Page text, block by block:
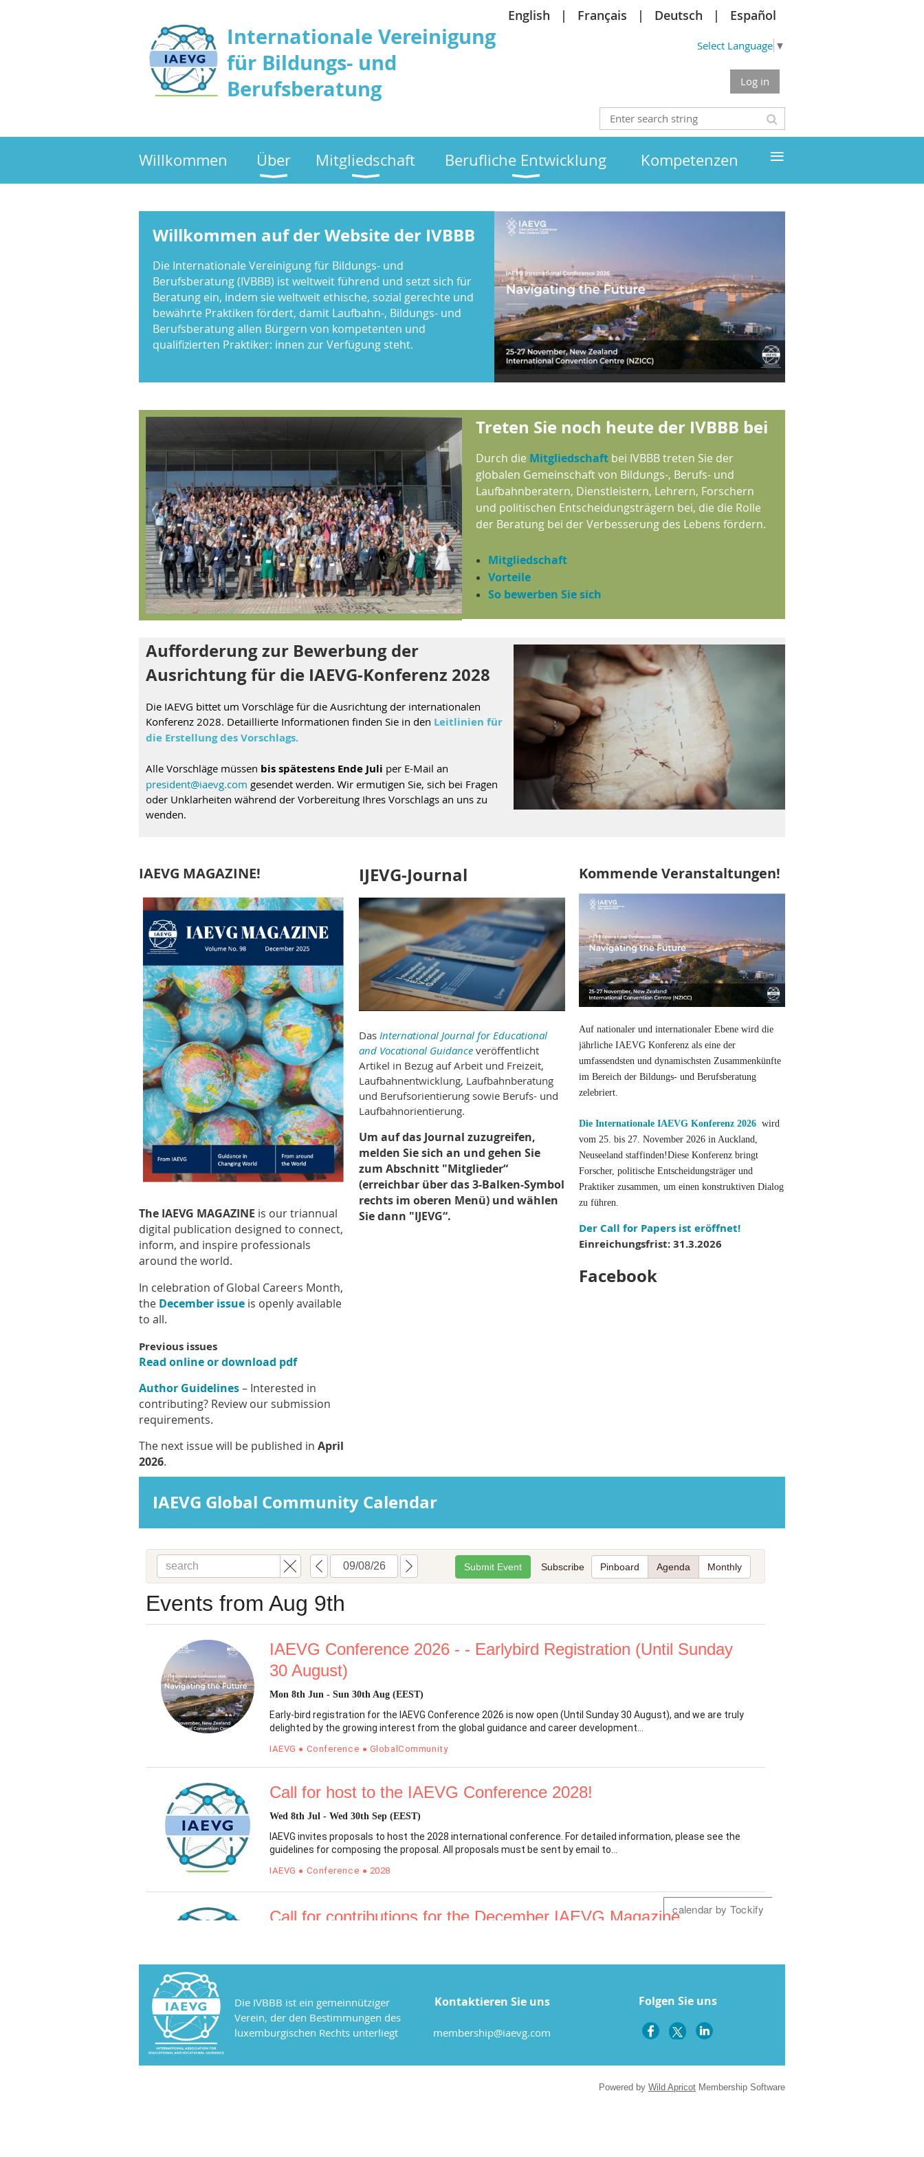
Internationale Vereinigung
für Bildungs- und
Berufsberatung
English Français Deutsch Español
Select Language ▼
Log in
Willkommen Über Mitgliedschaft Berufliche Entwicklung Kompetenzen ≡
Willkommen auf der Website der IVBBB
Die Internationale Vereinigung für Bildungs- und
Berufsberatung (IVBBB) ist weltweit führend und setzt sich für
Beratung ein, indem sie weltweit ethische, sozial gerechte und
bewährte Praktiken fördert, damit Laufbahn-, Bildungs- und
Berufsberatung allen Bürgern von kompetenten und
qualifizierten Praktiker: innen zur Verfügung steht.
Treten Sie noch heute der IVBBB bei
Durch die Mitgliedschaft bei IVBBB treten Sie der
globalen Gemeinschaft von Bildungs-, Berufs- und
Laufbahnberatern, Dienstleistern, Lehrern, Forschern
und politischen Entscheidungsträgern bei, die die Rolle
der Beratung bei der Verbesserung des Lebens fördern.
Mitgliedschaft
Vorteile
So bewerben Sie sich
Aufforderung zur Bewerbung der
Ausrichtung für die IAEVG-Konferenz 2028
Die IAEVG bittet um Vorschläge für die Ausrichtung der internationalen
Konferenz 2028. Detaillierte Informationen finden Sie in den Leitlinien für
die Erstellung des Vorschlags.
Alle Vorschläge müssen bis spätestens Ende Juli per E-Mail an
president@iaevg.com gesendet werden. Wir ermutigen Sie, sich bei Fragen
oder Unklarheiten während der Vorbereitung Ihres Vorschlags an uns zu
wenden.
IAEVG MAGAZINE!
The IAEVG MAGAZINE is our triannual
digital publication designed to connect,
inform, and inspire professionals
around the world.
In celebration of Global Careers Month,
the December issue is openly available
to all.
Previous issues
Read online or download pdf
Author Guidelines– Interested in
contributing? Review our submission
requirements.
The next issue will be published in April
2026.
IJEVG-Journal
Das International Journal for Educational
and Vocational Guidance veröffentlicht
Artikel in Bezug auf Arbeit und Freizeit,
Laufbahnentwicklung, Laufbahnberatung
und Berufsorientierung sowie Berufs- und
Laufbahnorientierung.
Um auf das Journal zuzugreifen,
melden Sie sich an und gehen Sie
zum Abschnitt "Mitglieder“
(erreichbar über das 3-Balken-Symbol
rechts im oberen Menü) und wählen
Sie dann "IJEVG“.
Kommende Veranstaltungen!
Auf nationaler und internationaler Ebene wird die
jährliche IAEVG Konferenz als eine der
umfassendsten und dynamischsten Zusammenkünfte
im Bereich der Bildungs- und Berufsberatung
zelebriert.
Die Internationale IAEVG Konferenz 2026 wird
vom 25. bis 27. November 2026 in Auckland,
Neuseeland staffinden!Diese Konferenz bringt
Forscher, politische Entscheidungsträger und
Praktiker zusammen, um einen konstruktiven Dialog
zu führen.
Der Call for Papers ist eröffnet!
Einreichungsfrist: 31.3.2026
Facebook
IAEVG Global Community Calendar
Die IVBBB ist ein gemeinnütziger
Verein, der den Bestimmungen des
luxemburgischen Rechts unterliegt
Kontaktieren Sie uns
membership@iaevg.com
Folgen Sie uns
Powered by Wild Apricot Membership Software